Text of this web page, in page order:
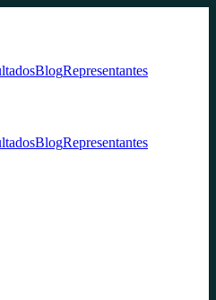
BlogRepresentantes
BlogRepresentantes